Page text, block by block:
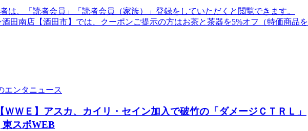
は、「読者会員」「読者会員（家族）」登録をしていただくと閲覧できます。
酒田南店【酒田市】では、クーポンご提示の方はお茶と茶器を5%オフ（特価商品を
エンタニュース
ＷＷＥ】アスカ、カイリ・セイン加入で破竹の「ダメージＣＴＲＬ」
東スポWEB